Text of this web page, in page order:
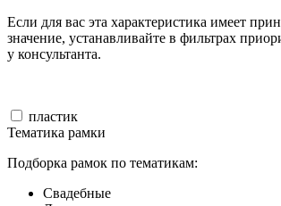
Если для вас эта характеристика имеет
значение, устанавливайте в фильтрах
у консультанта.
пластик
Тематика рамки
Подборка рамок по тематикам:
Свадебные